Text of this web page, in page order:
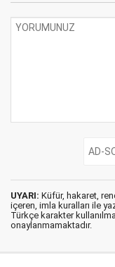
UYARI: Küfür, hakaret,
içeren, imla kuralları ile
Türkçe karakter
onaylanmamaktadır.